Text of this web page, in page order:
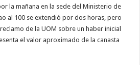
la mañana en la sede del Ministerio de
al 100 se extendió por dos horas, pero
de la UOM sobre un haber inicial
el valor aproximado de la canasta